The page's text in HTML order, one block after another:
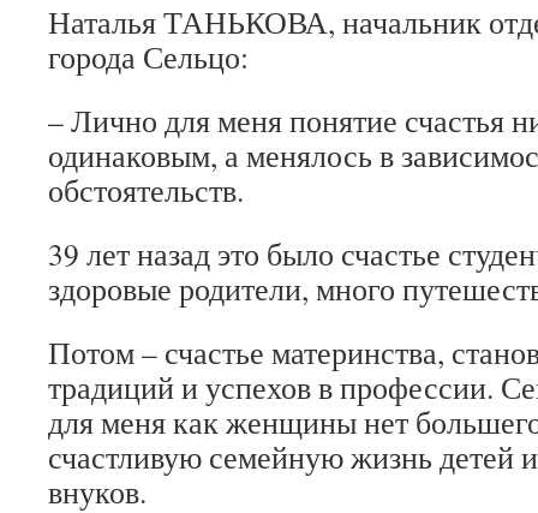
Наталья ТАНЬКО­ВА, начальник
города Сельцо:
– Лично для меня понятие счастья
одина­ковым, а менялось в
обстоятельств.
39 лет назад это было счастье
здоровые родители, много
Потом – счастье материнства,
традиций и успехов в профессии.
для меня как женщины нет
счастливую семейную жизнь детей
внуков.